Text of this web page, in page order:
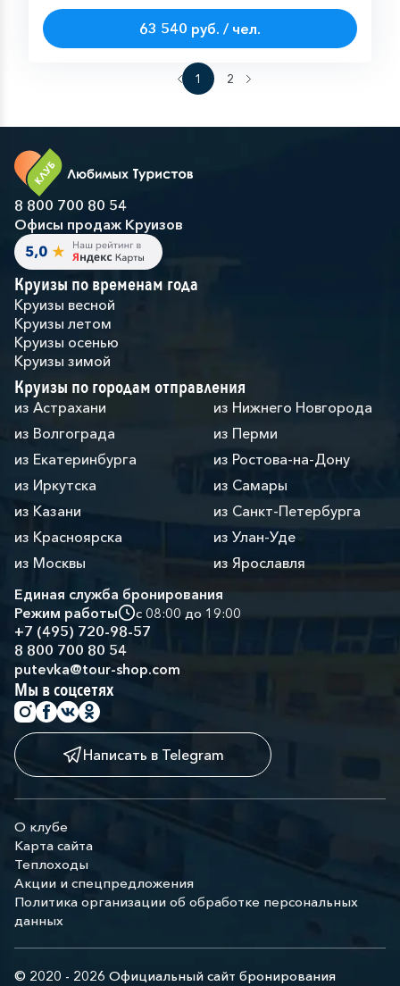
63 540 руб. / чел.
1 2
8 800 700 80 54
Офисы продаж Круизов
Круизы по временам года
Круизы весной
Круизы летом
Круизы осенью
Круизы зимой
Круизы по городам отправления
из Астрахани
из Волгограда
из Екатеринбурга
из Иркутска
из Казани
из Красноярска
из Москвы
из Нижнего Новгорода
из Перми
из Ростова-на-Дону
из Самары
из Санкт-Петербурга
из Улан-Уде
из Ярославля
Единая служба бронирования
Режим работы
с 08:00 до 19:00
+7 (495) 720-98-57
8 800 700 80 54
putevka@tour-shop.com
Мы в соцсетях
Написать в Telegram
О клубе
Карта сайта
Теплоходы
Акции и спецпредложения
Политика организации об обработке персональных
данных
© 2020 - 2026 Официальный сайт бронирования